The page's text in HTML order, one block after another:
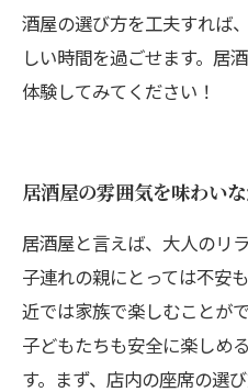
酒屋の選び方を工夫すれば
しい時間を過ごせます。居
体験してみてください！
居酒屋の雰囲気を味わい
居酒屋と言えば、大人のリ
子連れの親にとっては不安
近では家族で楽しむことが
子どもたちも安全に楽しめ
す。まず、店内の座席の選